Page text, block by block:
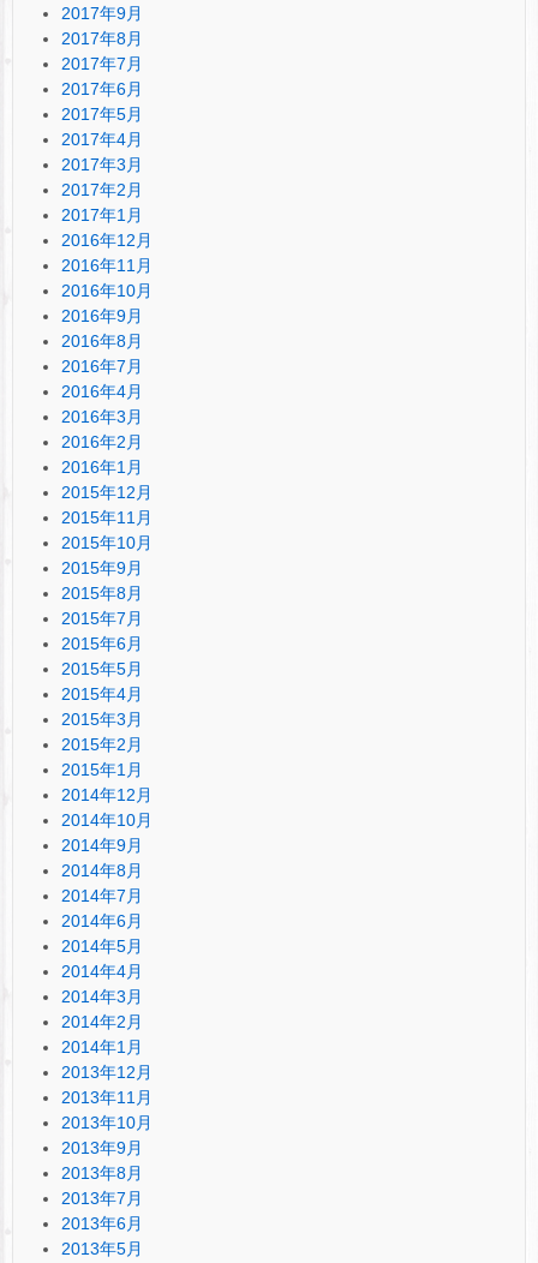
2017年9月
2017年8月
2017年7月
2017年6月
2017年5月
2017年4月
2017年3月
2017年2月
2017年1月
2016年12月
2016年11月
2016年10月
2016年9月
2016年8月
2016年7月
2016年4月
2016年3月
2016年2月
2016年1月
2015年12月
2015年11月
2015年10月
2015年9月
2015年8月
2015年7月
2015年6月
2015年5月
2015年4月
2015年3月
2015年2月
2015年1月
2014年12月
2014年10月
2014年9月
2014年8月
2014年7月
2014年6月
2014年5月
2014年4月
2014年3月
2014年2月
2014年1月
2013年12月
2013年11月
2013年10月
2013年9月
2013年8月
2013年7月
2013年6月
2013年5月